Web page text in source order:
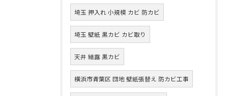
埼玉 押入れ 小規模 カビ 防カビ
埼玉 壁紙 黒カビ カビ取り
天井 結露 黒カビ
横浜市青葉区 団地 壁紙張替え 防カビ工事